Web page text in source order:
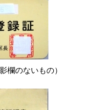
欄のないもの）